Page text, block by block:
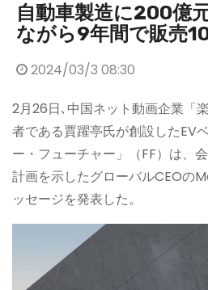
自動車製造に200億
ながら9年間で販売
2024/03/3 08:30
2月26日､中国ネット動画企業「
者である賈躍亭氏が創設したEV
ー・フューチャー」（FF）は、
計画を示したグローバルCEOの
ッセージを発表した。